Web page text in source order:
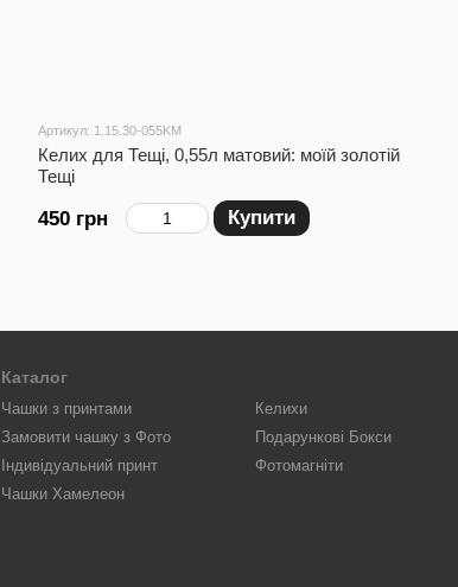
Артикул: 1.15.30-055KM
Келих для Тещі, 0,55л матовий: моїй золотій
Тещі
450 грн Купити
Каталог
Чашки з принтами
Замовити чашку з Фото
Індивідуальний принт
Чашки Хамелеон
Келихи
Подарункові Бокси
Фотомагніти